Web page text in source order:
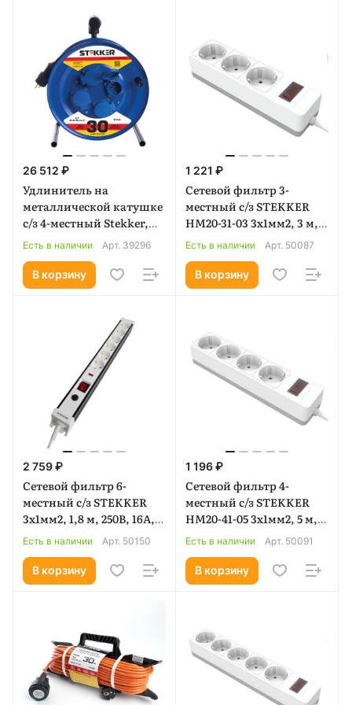
26 512 ₽
Удлинитель на
металлической катушке
с/з 4-местный Stekker,
PRF02-41-30, 30м, 3*2,5,
серия Professional,
синий (39296)
Есть в наличии Арт. 39296
В корзину
1 221 ₽
Сетевой фильтр 3-
местный с/з STEKKER
HM20-31-03 3x1мм2, 3 м,
250В, 16А, серия Optima,
Есть в наличии Арт. 50087
В корзину
2 759 ₽
Сетевой фильтр 6-
местный с/з STEKKER
3x1мм2, 1,8 м, 250В, 16А,
серия Techno, HM22-61-
02, белый (50150)
Есть в наличии Арт. 50150
В корзину
1 196 ₽
Сетевой фильтр 4-
местный с/з STEKKER
HM20-41-05 3x1мм2, 5 м,
серия Optima, белый
Есть в наличии Арт. 50091
В корзину